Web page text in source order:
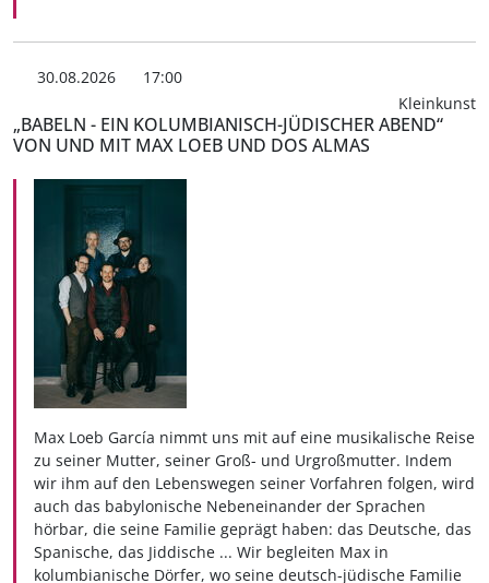
30.08.2026
17:00
Kleinkunst
„BABELN - EIN KOLUMBIANISCH-JÜDISCHER ABEND“
VON UND MIT MAX LOEB UND DOS ALMAS
Max Loeb García nimmt uns mit auf eine musikalische Reise
zu seiner Mutter, seiner Groß- und Urgroßmutter. Indem
wir ihm auf den Lebenswegen seiner Vorfahren folgen, wird
auch das babylonische Nebeneinander der Sprachen
hörbar, die seine Familie geprägt haben: das Deutsche, das
Spanische, das Jiddische ... Wir begleiten Max in
kolumbianische Dörfer, wo seine deutsch-jüdische Familie